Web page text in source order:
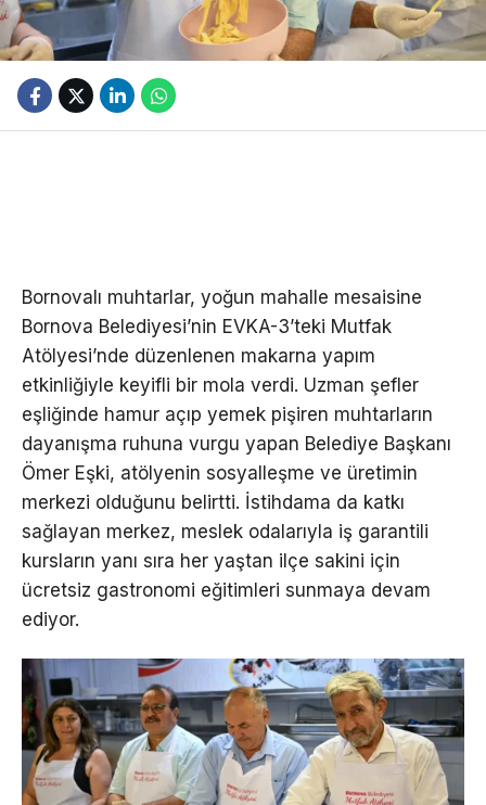
Bornovalı muhtarlar, yoğun mahalle mesaisine
Bornova Belediyesi’nin EVKA-3’teki Mutfak
Atölyesi’nde düzenlenen makarna yapım
etkinliğiyle keyifli bir mola verdi. Uzman şefler
eşliğinde hamur açıp yemek pişiren muhtarların
dayanışma ruhuna vurgu yapan Belediye Başkanı
Ömer Eşki, atölyenin sosyalleşme ve üretimin
merkezi olduğunu belirtti. İstihdama da katkı
sağlayan merkez, meslek odalarıyla iş garantili
kursların yanı sıra her yaştan ilçe sakini için
ücretsiz gastronomi eğitimleri sunmaya devam
ediyor.